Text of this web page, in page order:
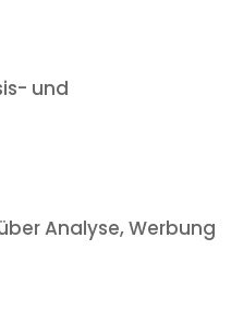
und
Analyse, Werbung